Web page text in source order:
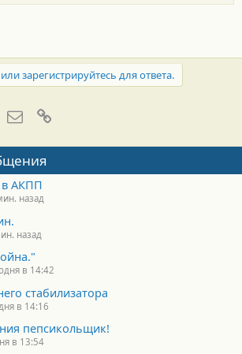
зарегистрируйтесь для ответа.
Электронная почта
в АКПП
назад
назад
в 14:42
стабилизатора
в 14:16
пепсикольщик!
в 13:54